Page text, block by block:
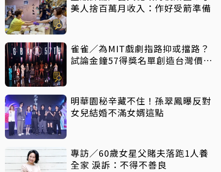
美人捨百萬月收入：作好受箭準備
雀雀／為MIT戲劇指路抑或擋路？
試論金鐘57得獎名單創造台灣價值
明華園秘辛藏不住！孫翠鳳曝反對
女兒結婚不滿女婿這點
專訪／60歲女星父賭夫落跑1人養
全家 淚訴：不得不善良